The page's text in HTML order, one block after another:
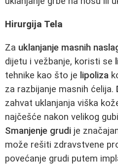
Hirurgija Tela
Za uklanjanje masnih
dijetu i vežbanje, koristi se
tehnike kao što je lipoliza
za razbijanje masnih ćelija.
zahvat uklanjanja viška
najčešće nakon velikog
Smanjenje grudi je
može rešiti zdravstvene
povećanje grudi putem